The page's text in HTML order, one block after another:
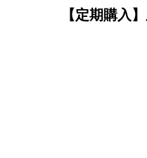
【定期購入